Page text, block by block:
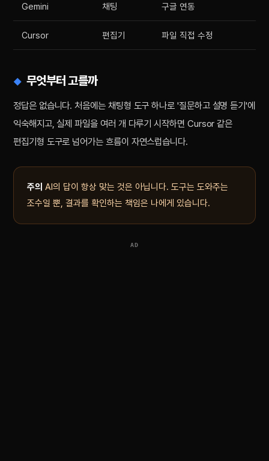
Gemini 채팅 구글 연동
Cursor 편집기 파일 직접 수정
무엇부터 고를까
정답은 없습니다. 처음에는 채팅형 도구 하나로 '질문하고 설명 듣기'에
익숙해지고, 실제 파일을 여러 개 다루기 시작하면 Cursor 같은
편집기형 도구로 넘어가는 흐름이 자연스럽습니다.
주의 AI의 답이 항상 맞는 것은 아닙니다. 도구는 도와주는
조수일 뿐, 결과를 확인하는 책임은 나에게 있습니다.
AD